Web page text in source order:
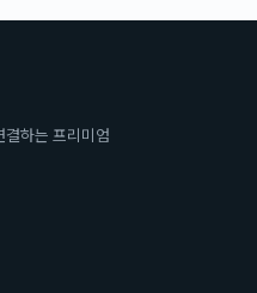
결하는 프리미엄